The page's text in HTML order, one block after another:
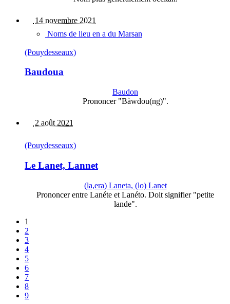
14 novembre 2021
Noms de lieu en a du Marsan
(Pouydesseaux)
Baudoua
Baudon
Prononcer "Bàwdou(ng)".
2 août 2021
(Pouydesseaux)
Le Lanet, Lannet
(la,era) Laneta, (lo) Lanet
Prononcer entre Lanéte et Lanéto. Doit signifier "petite
lande".
1
2
3
4
5
6
7
8
9